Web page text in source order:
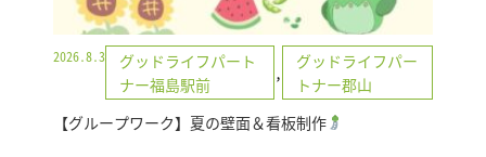
2026.8.3
グッドライフパート
ナー福島駅前
,
グッドライフパー
トナー郡山
【グループワーク】夏の壁面＆看板制作